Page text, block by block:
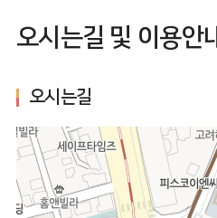
오시는길 및 이용안
오시는길